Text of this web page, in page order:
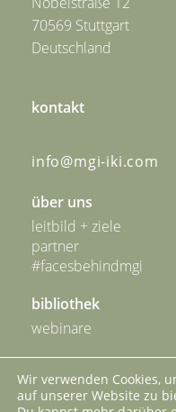
70569 Stuttgart
Deutschland
kontakt
info@mgi-iki.com
über uns
leitbild + ziele
partner
#facesbehindmgi
bibliothek
webinare
impressum
Wir verwenden Cookies,
auf unserer Website zu